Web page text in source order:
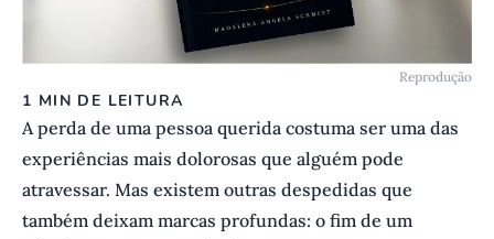
Reprodução
1 MIN DE LEITURA
A perda de uma pessoa querida costuma ser uma das
experiências mais dolorosas que alguém pode
atravessar. Mas existem outras despedidas que
também deixam marcas profundas: o fim de um